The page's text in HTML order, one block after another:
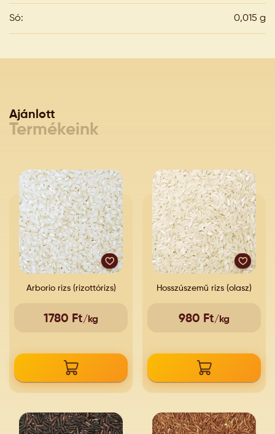
Só: 0,015 g
Ajánlott
Termékeink
Arborio rizs (rizottórizs)
1780 Ft/kg
Hosszúszemű rizs (olasz)
980 Ft/kg